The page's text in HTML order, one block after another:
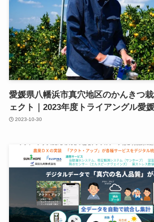
愛媛県八幡浜市真穴地区のかんきつ
ェクト｜2023年度トライアングル愛媛
2023-10-30